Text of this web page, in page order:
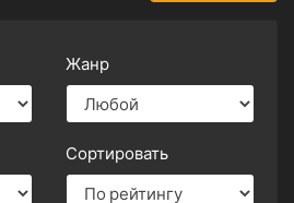
Жанр
Сортировать